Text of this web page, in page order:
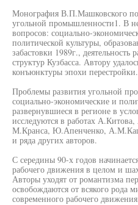
Монография В.П.Машковского
угольной промышленности1. В
вопросов: социально-
политической культуры,
забастовки 1989г.,
структур Кузбасса. Автору
конъюнктуры эпохи перестройки.
Проблемы развития угольной
социально-экономические и
развернувшиеся в регионе в
исследуются в работах
М.Кранса, Ю.Апенченко,
и ряда других авторов.
С середины 90-х годов
рабочего движения в целом и
Авторы уходят от романтизма
освобождаются от всякого рода
современного рабочего